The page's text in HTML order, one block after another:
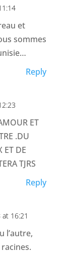
et
sommes
Reply
ET
.DU
ET DE
TJRS
Reply
16:21
l’autre,